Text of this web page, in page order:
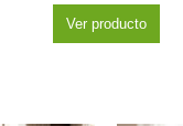
Ver producto